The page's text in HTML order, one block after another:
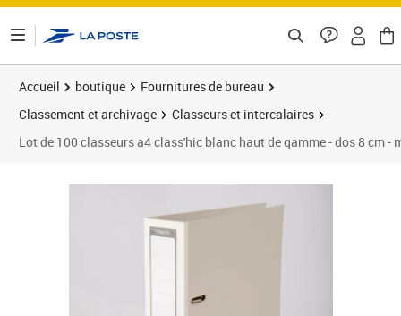
Accueil boutique
Fournitures de bureau
Classement et archivage
Classeurs et intercalaires
Lot de 100 classeurs a4 class'hic blanc haut de gamme - dos 8 cm -